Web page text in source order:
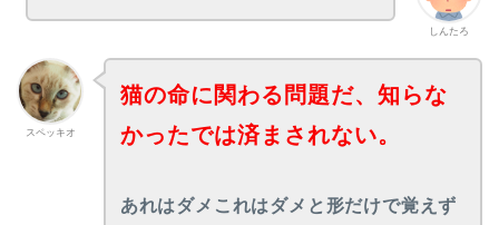
しんたろ
スペッキオ
猫の命に関わる問題だ、知らな
かったでは済まされない。
あれはダメこれはダメと形だけで覚えず